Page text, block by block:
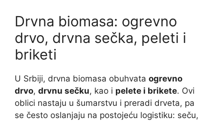
Drvna biomasa: ogrevno
drvo, drvna sečka, peleti i
briketi
U Srbiji, drvna biomasa obuhvata ogrevno
drvo, drvnu sečku, kao i pelete i brikete. Ovi
oblici nastaju u šumarstvu i preradi drveta, pa
se često oslanjaju na postojeću logistiku: seču,